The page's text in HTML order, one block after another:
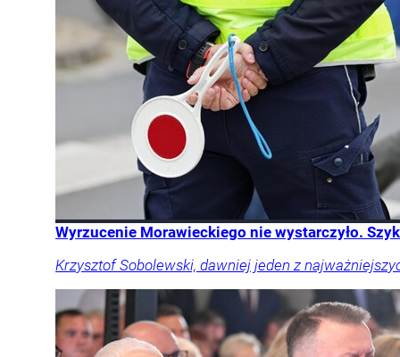
Wyrzucenie Morawieckiego nie wystarczyło.
Krzysztof Sobolewski, dawniej jeden z